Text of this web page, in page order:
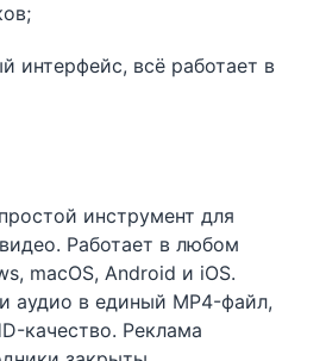
интерфейс, всё работает в
инструмент для
Работает в любом
macOS, Android и iOS.
аудио в единый MP4-файл,
качество. Реклама